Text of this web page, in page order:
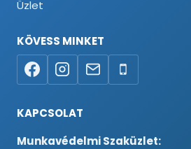
Üzlet
KÖVESS MINKET
KAPCSOLAT
Munkavédelmi Szaküzlet: